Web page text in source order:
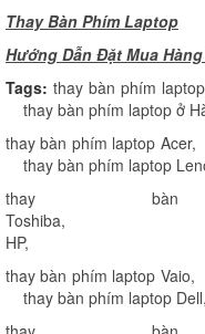
Thay Bàn Phím Laptop
Hướng Dẫn Đặt Mua
Tags: thay bàn phím
thay bàn phím laptop ở
thay bàn phím laptop Acer,
thay bàn phím laptop
thay
Toshiba,
HP,
thay bàn phím laptop Vaio,
thay bàn phím laptop Dell,